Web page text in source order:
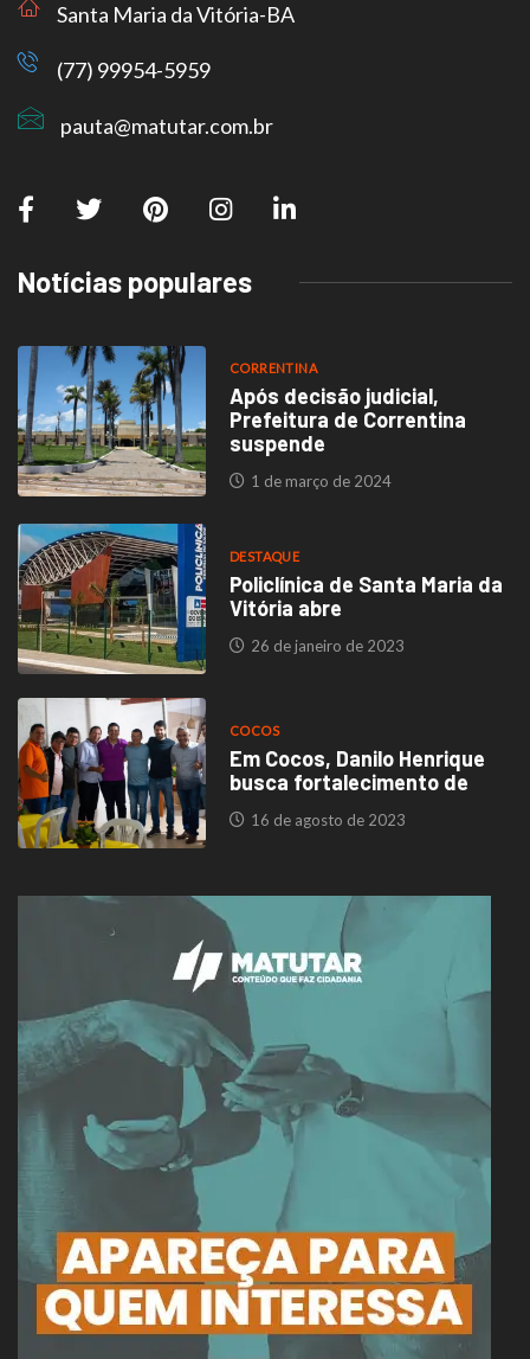
Santa Maria da Vitória-BA
(77) 99954-5959
pauta@matutar.com.br
Notícias populares
CORRENTINA
Após decisão judicial,
Prefeitura de Correntina
suspende
1 de março de 2024
DESTAQUE
Policlínica de Santa Maria da
Vitória abre
26 de janeiro de 2023
COCOS
Em Cocos, Danilo Henrique
busca fortalecimento de
16 de agosto de 2023